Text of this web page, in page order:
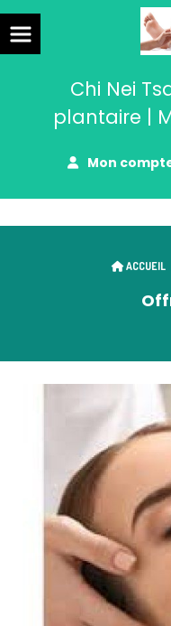
Chi Nei
plantaire |
Mon
ACCUEIL